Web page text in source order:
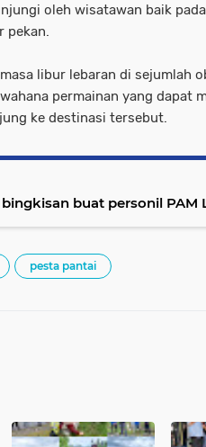
oleh wisatawan baik
pekan.
libur lebaran di sejumlah
permainan yang dapat
ke destinasi tersebut.
buat personil PAM
pesta pantai